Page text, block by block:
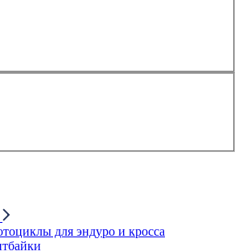
для эндуро и кросса